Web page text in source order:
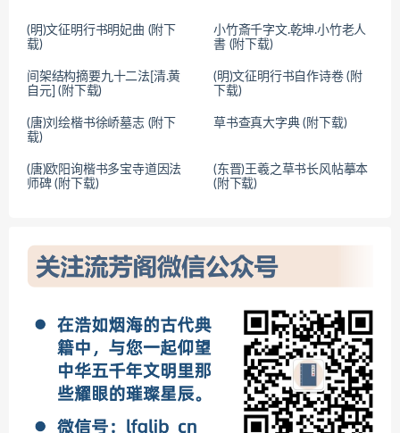
(明)文征明行书明妃曲 (附下
载)
小竹斎千字文.乾坤.小竹老人
書 (附下载)
间架结构摘要九十二法[清.黄
自元] (附下载)
(明)文征明行书自作诗卷 (附
下载)
(唐)刘绘楷书徐峤墓志 (附下
载)
草书查真大字典 (附下载)
(唐)欧阳询楷书多宝寺道因法
师碑 (附下载)
(东晋)王羲之草书长风帖摹本
(附下载)